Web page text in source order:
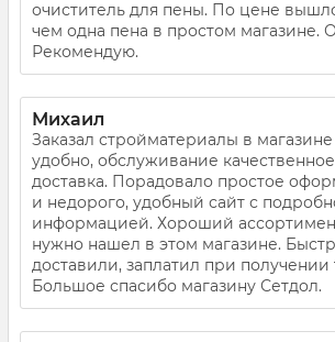
очиститель для пены. По цене
чем одна пена в простом магазине.
Рекомендую.
Михаил
Заказал стройматериалы в
удобно, обслуживание
доставка. Порадовало простое
и недорого, удобный сайт с
информацией. Хороший
нужно нашел в этом магазине.
доставили, заплатил при получении
Большое спасибо магазину Сетдол.